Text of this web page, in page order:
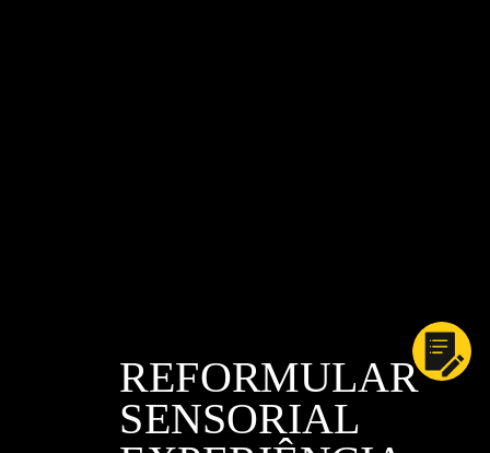
REFORMULAR
SENSORIAL